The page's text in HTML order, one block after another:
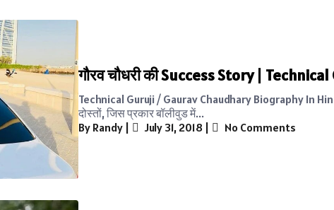
गौरव चौधरी की Success Story |
Technical Guruji / Gaurav Chaudhary Biography In
दोस्तों, जिस प्रकार बॉलीवुड में...
By Randy | July 31, 2018 | No Comments